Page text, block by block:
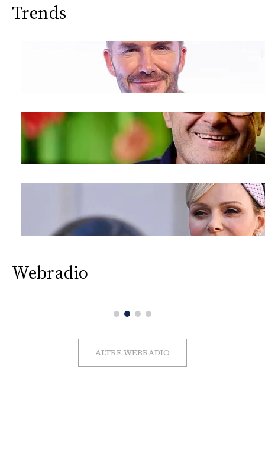
Trends
Webradio
ALTRE WEBRADIO